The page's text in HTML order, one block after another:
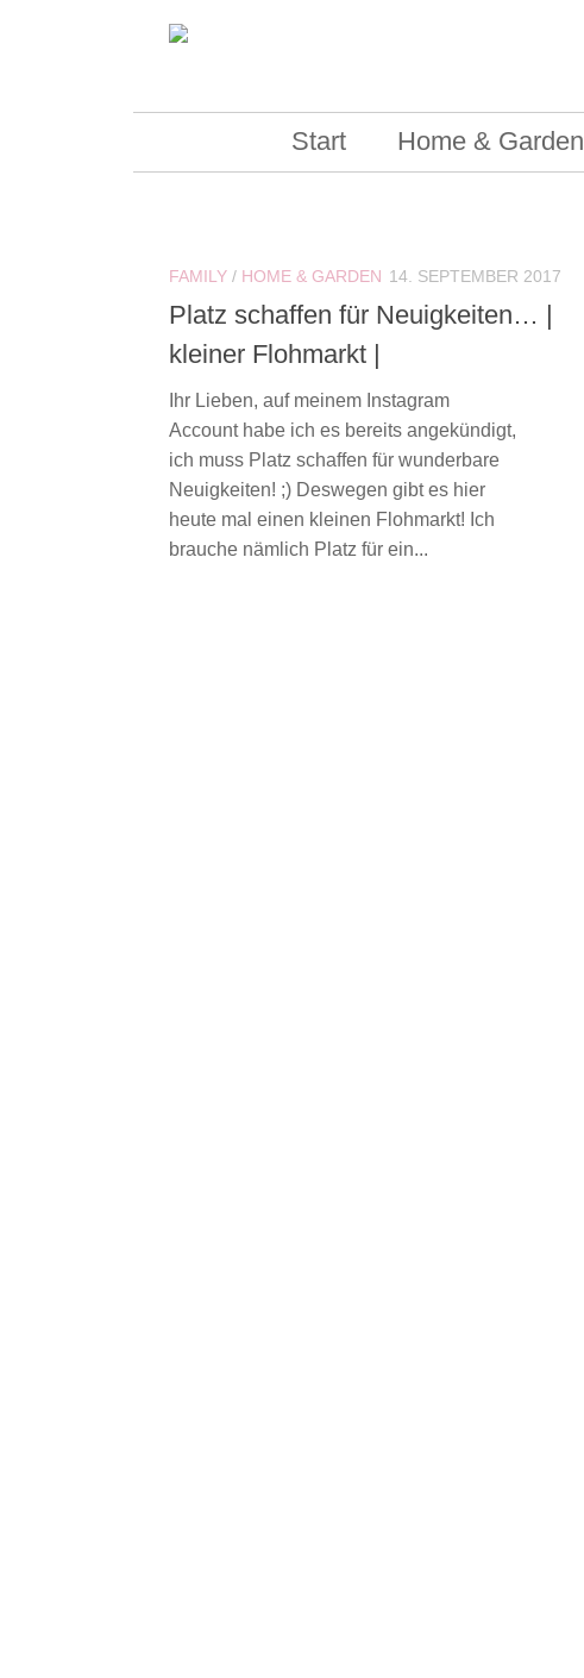
Start Home & Garden
FAMILY / HOME & GARDEN 14. SEPTEMBER 2017
Platz schaffen für Neuigkeiten… |
kleiner Flohmarkt |
Ihr Lieben, auf meinem Instagram
Account habe ich es bereits angekündigt,
ich muss Platz schaffen für wunderbare
Neuigkeiten! ;) Deswegen gibt es hier
heute mal einen kleinen Flohmarkt! Ich
brauche nämlich Platz für ein...